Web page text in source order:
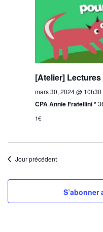
[Atelier]
mars 30, 2024 @ 10h30
CPA Annie Fratellini *
1€
Jour précédent
S’abonner